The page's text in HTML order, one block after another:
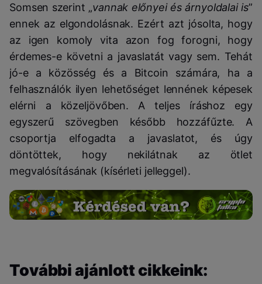
Somsen szerint „vannak előnyei és árnyoldalai is”
ennek az elgondolásnak. Ezért azt jósolta, hogy
az igen komoly vita azon fog forogni, hogy
érdemes-e követni a javaslatát vagy sem. Tehát
jó-e a közösség és a Bitcoin számára, ha a
felhasználók ilyen lehetőséget lennének képesek
elérni a közeljövőben. A teljes íráshoz egy
egyszerű szövegben később hozzáfűzte. A
csoportja elfogadta a javaslatot, és úgy
döntöttek, hogy nekilátnak az ötlet
megvalósításának (kísérleti jelleggel).
További ajánlott cikkeink: